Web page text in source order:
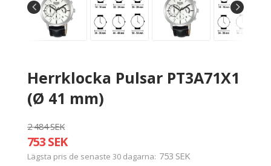
Herrklocka Pulsar PT3A71X1
(Ø 41 mm)
2 484 SEK
753 SEK
Lägsta pris de senaste 30 dagarna 753 SEK